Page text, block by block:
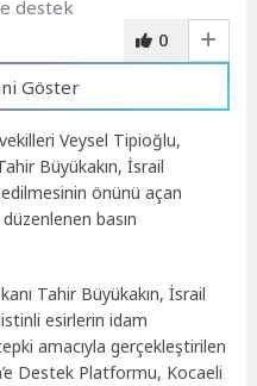
0
Göster
Veysel Tipioğlu,
Büyükakın, İsrail
önünü açan
basın
Tahir Büyükakın, İsrail
esirlerin idam
amacıyla gerçekleştirilen
Destek Platformu, Kocaeli